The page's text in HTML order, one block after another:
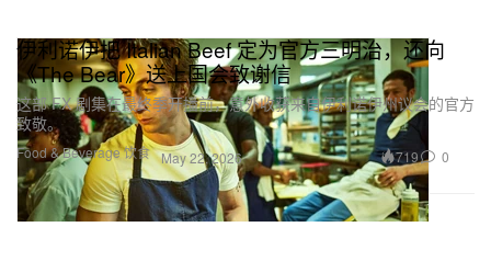
Food & Beverage 饮食
伊利诺伊把 Italian Beef 定为官方三明治，还向
《The Bear》送上国会致谢信
这部 FX 剧集在最终季开播前，意外收获来自伊利诺伊州议会的官方
致敬。
May 22, 2026 719 0